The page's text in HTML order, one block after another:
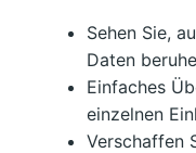
Sehen Sie,
Daten
Einfaches
einzelnen
Verschaffen